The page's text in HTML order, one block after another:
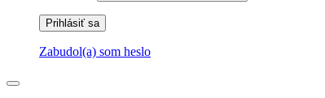
Zabudol(a) som heslo